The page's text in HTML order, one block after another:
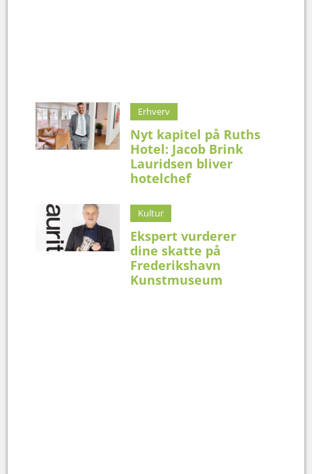
Erhverv
Nyt kapitel på Ruths
Hotel: Jacob Brink
Lauridsen bliver
hotelchef
Kultur
Ekspert vurderer
dine skatte på
Frederikshavn
Kunstmuseum